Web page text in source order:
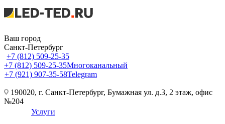
Ваш город
Санкт-Петербург
+7 (812) 509-25-35
+7 (812) 509-25-35Многоканальный
+7 (921) 907-35-58Telegram
190020, г. Санкт-Петербург, Бумажная ул. д.3, 2 этаж, офис
№204
Услуги